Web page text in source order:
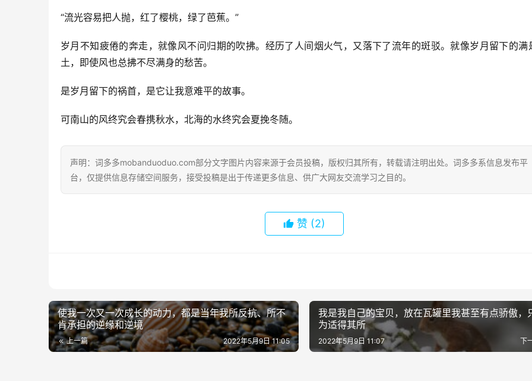
“流光容易把人抛，红了樱桃，绿了芭蕉。”
岁月不知疲倦的奔走，就像风不问归期的吹拂。经历了人间烟火气，又落下了流年的斑驳。就像岁月留下的满
土，即使风也总拂不尽满身的愁苦。
是岁月留下的祸首，是它让我意难平的故事。
可南山的风终究会春携秋水，北海的水终究会夏挽冬随。
声明：词多多mobanduoduo.com部分文字图片内容来源于会员投稿，版权归其所有，转载请注明出处。词多多系信息发布平
台，仅提供信息存储空间服务，接受投稿是出于传递更多信息、供广大网友交流学习之目的。
赞 (2)
使我一次又一次成长的动力，都是当年我所反抗、所不
肯承担的逆缘和逆境
上一篇 2022年5月9日 11:05
我是我自己的宝贝，放在瓦罐里我甚至有点骄傲，
为适得其所
下
2022年5月9日 11:07